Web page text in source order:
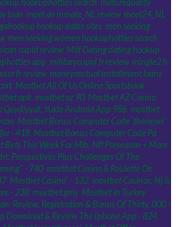
hookuphotties search, maturequality
loan, meet an inmate_NL review, meet24_NL
hookup dates sites, men seeking
, men seeking women hookuphotties search,
cupid review, Milf Dating dating hookup
app, militarycupid fr review, mingle2 fr
fr review, moneymutual installment loans
, Mostbet All Of Us Online Sportsbook
apk, mostbet az 90, Mostbet AZ Casino,
Qeydiyyat, Yukle Android App 986, mostbet
, Mostbet Bonus Computer Code 'thenews'
- 418, Mostbet Bonus Computer Code Pa
This Week For Mlb, Nfl Preseason + More
Perspectives Plus Challenges Of The
- 740, ‎mostbet Casino & Roulette On
, Mostbet Casino" - 132, ‎mostbet Casinos: Nj &
- 238, mostbet giriş, Mostbet in Turkey,
Review, Registration & Bonus Of Thirty, 000 -
Download & Review The Iphone App - 824,